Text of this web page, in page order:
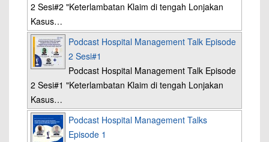
2 Sesi#2 "Keterlambatan Klaim di tengah Lonjakan
Kasus…
Podcast Hospital Management Talk Episode
2 Sesi#1
Podcast Hospital Management Talk Episode
2 Sesi#1 "Keterlambatan Klaim di tengah Lonjakan
Kasus…
Podcast Hospital Management Talks
Episode 1